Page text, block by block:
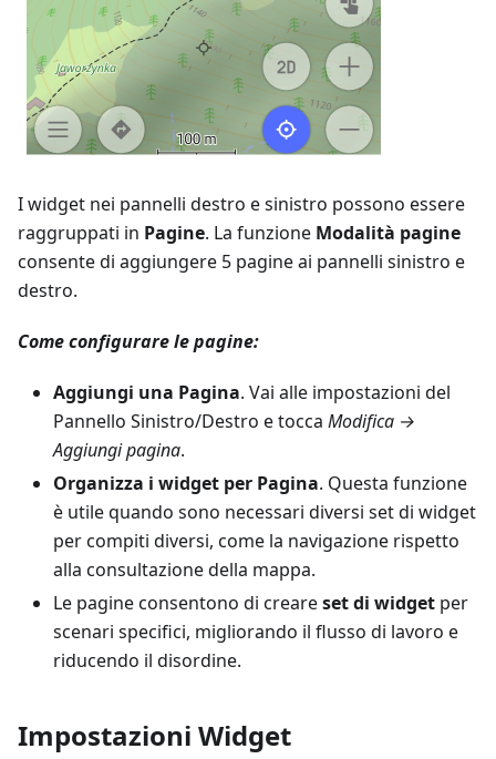
I widget nei pannelli destro e sinistro possono essere
raggruppati in Pagine. La funzione Modalità pagine
consente di aggiungere 5 pagine ai pannelli sinistro e
destro.
Come configurare le pagine:
Aggiungi una Pagina. Vai alle impostazioni del
Pannello Sinistro/Destro e tocca Modifica →
Aggiungi pagina.
Organizza i widget per Pagina. Questa funzione
è utile quando sono necessari diversi set di widget
per compiti diversi, come la navigazione rispetto
alla consultazione della mappa.
Le pagine consentono di creareset di widget per
scenari specifici, migliorando il flusso di lavoro e
riducendo il disordine.
Impostazioni Widget